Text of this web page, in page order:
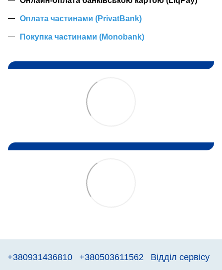
Оплата частинами (PrivatBank)
Покупка частинами (Monobank)
+380931436810 +380503611562 Відділ сервісу